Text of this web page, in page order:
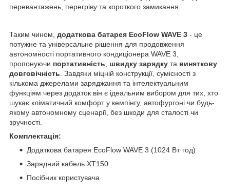
перевантажень, перегріву та короткого замикання.
Таким чином, додаткова батарея EcoFlow WAVE 3 - це
потужне та універсальне рішення для продовження
автономності портативного кондиціонера WAVE 3,
пропонуючи портативність швидку зарядку та виняткову
довговічність . Завдяки міцній конструкції, сумісності з
кількома джерелами заряджання та інтелектуальним
функціям через додаток він є ідеальним вибором для тих, хто
шукає кліматичний комфорт у кемпінгу, автофургоні чи будь-
якому автономному сценарії, без шкоди для сталості чи
зручності.
Комплектація:
Додаткова батарея EcoFlow WAVE 3 (1024 Вт·год)
Зарядний кабель XT150
Посібник користувача